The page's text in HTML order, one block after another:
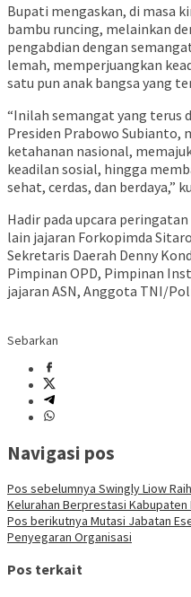
Bupati mengaskan, di masa
bambu runcing, melainkan
pengabdian dengan
lemah, memperjuangkan
satu pun anak bangsa yang
“Inilah semangat yang terus
Presiden Prabowo Subianto,
ketahanan nasional,
keadilan sosial, hingga
sehat, cerdas, dan berdaya,”
Hadir pada upcara
lain jajaran Forkopimda
Sekretaris Daerah Denny
Pimpinan OPD, Pimpinan
jajaran ASN, Anggota TNI/
Sebarkan
Navigasi pos
Pos sebelumnya Swingly Liow
Kelurahan Berprestasi Kabupaten
Pos berikutnya Mutasi Jabatan
Penyegaran Organisasi
Pos terkait